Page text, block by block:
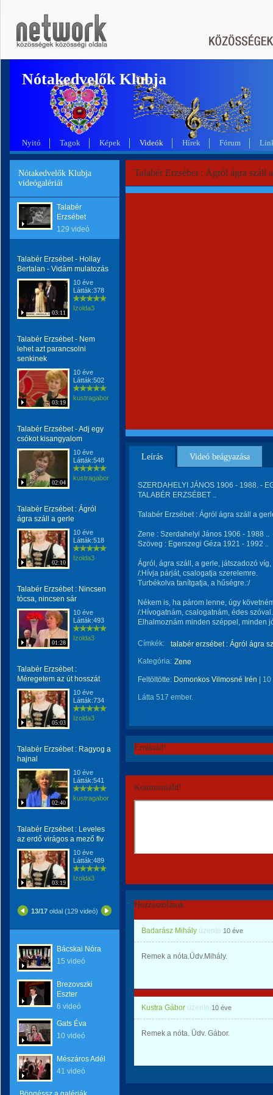
Nótakedvelők Klubja
Nyitó Tagok Képek Videók Hírek Fórum
Nótakedvelők Klubja
videógalériái
Talabér
Erzsébet
129 videó
Talabér Erzsébet - Hollay
Bertalan - Vidám mulatozás
03:11
10 éve
Látták:378
Izolda3
Talabér Erzsébet - Nem
lehet azt parancsolni
senkinek
03:19
10 éve
Látták:502
kustragabor
Talabér Erzsébet - Adj egy
csókot kisangyalom
02:04
10 éve
Látták:548
kustragabor
Talabér Erzsébet : Ágról
ágra száll a gerle
02:10
10 éve
Látták:518
Izolda3
Talabér Erzsébet : Nincsen
tócsa, nincsen sár
01:28
10 éve
Látták:493
Izolda3
Talabér Erzsébet :
Méregetem az út hosszát
05:03
10 éve
Látták:734
Izolda3
Talabér Erzsébet : Ragyog a
hajnal
02:40
10 éve
Látták:541
kustragabor
Talabér Erzsébet : Leveles
az erdő virágos a mező flv
03:19
10 éve
Látták:489
Izolda3
13/17 oldal (129 videó)
Bácskai Nóra
15 videó
Brezovszki
Eszter
6 videó
Gats Éva
10 videó
Mészáros Adél
41 videó
Talabér Erzsébet : Ágról ágra száll
Leírás Videó beágyazása
SZERDAHELYI JÁNOS 1906 - 1988. -
TALABÉR ERZSÉBET ..
Talabér Erzsébet : Ágról ágra száll a
Zene : Szerdahelyi János 1906 - 1988 ..
Szöveg : Egerszegi Géza 1921 - 1992 ..
Ágról, ágra száll, a gerle, játszadozó víg,
/:Hívja párját, csalogatja szerelemre.
Turbékolva tanítgatja, a hűségre.:/
Nékem is, ha párom lenne, úgy
/:Hívogatnám, csalogatnám, édes szóval.
Elhalmoznám minden széppel, minden
Címkék:
talabér erzsébet : Ágról ágra
Kategória: Zene
Feltöltötte: Domonkos Vilmosné Irén 10
Látta 517 ember.
Értékeld!
Kommentáld!
Hozzászólások
Badarász Mihály üzente 10 éve
Remek a nóta.Üdv.Mihály.
Kustra Gábor üzente 10 éve
Remek a nóta. Üdv. Gábor.